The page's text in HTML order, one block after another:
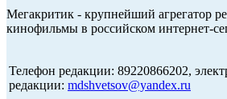
Мегакритик - крупнейший агрегатор
кинофильмы в российском интернет-
Телефон редакции: 89220866202,
редакции: mdshvetsov@yandex.ru